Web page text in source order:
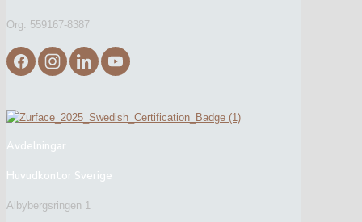
Org: 559167-8387
Avdelningar
Huvudkontor Sverige
Albybergsringen 1